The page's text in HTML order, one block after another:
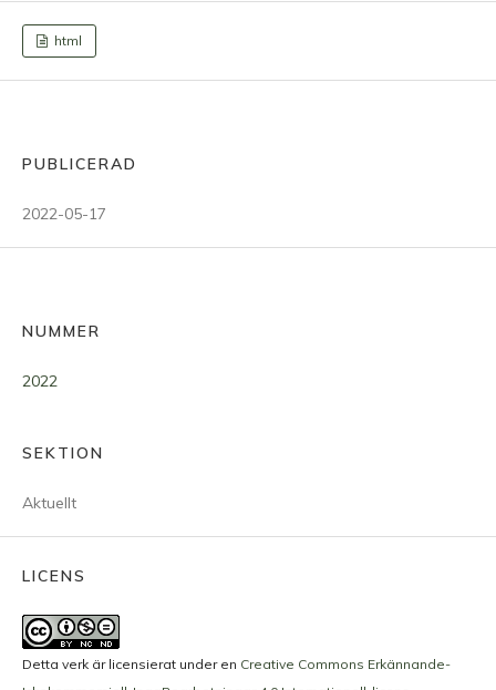
html
PUBLICERAD
2022-05-17
NUMMER
2022
SEKTION
Aktuellt
LICENS
Detta verk är licensierat under en Creative Commons Erkännande-